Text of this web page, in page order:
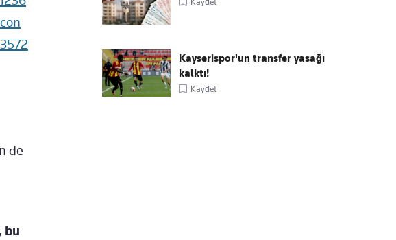
de
bu
Kayserispor'un transfer yasağı
kalktı!
Kaydet